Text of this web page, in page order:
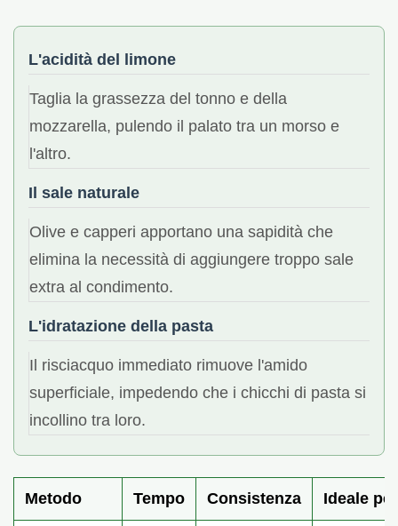
L'acidità del limone
Taglia la grassezza del tonno e della
mozzarella, pulendo il palato tra un morso e
l'altro.
Il sale naturale
Olive e capperi apportano una sapidità che
elimina la necessità di aggiungere troppo sale
extra al condimento.
L'idratazione della pasta
Il risciacquo immediato rimuove l'amido
superficiale, impedendo che i chicchi di pasta si
incollino tra loro.
Metodo Tempo Consistenza Ideale per